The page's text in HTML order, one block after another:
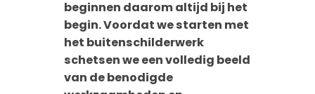
beginnen daarom altijd bij het
begin. Voordat we starten met
het buitenschilderwerk
schetsen we een volledig beeld
van de benodigde